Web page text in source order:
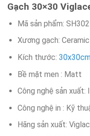
Gạch 30×30
Mã sản phẩm: SH302
Xương gạch: Ceramic
Kích thước:
Bề mặt men : Matt
Công nghệ sản xuất:
Công nghệ in : Kỹ
Hãng sản xuất: